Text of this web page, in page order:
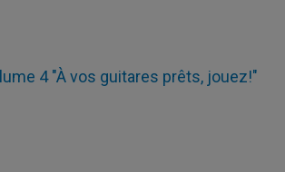
4 "À vos guitares prêts, jouez!"